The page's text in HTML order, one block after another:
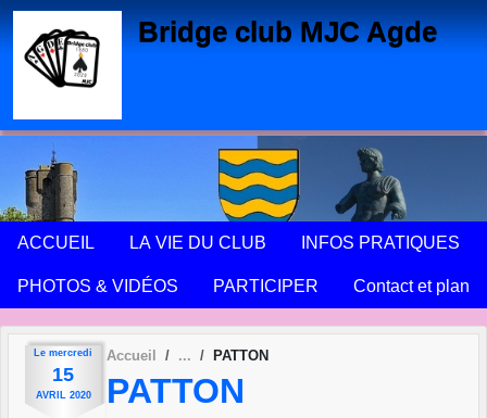
Bridge club MJC Agde
ACCUEIL LA VIE DU CLUB INFOS PRATIQUES
PHOTOS & VIDÉOS PARTICIPER Contact et plan
Le mercredi
15
AVRIL 2020
Accueil PATTON
PATTON
Panneau de gestion des cookies